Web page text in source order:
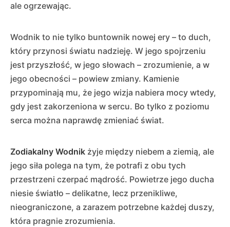
ale ogrzewając.
Wodnik to nie tylko buntownik nowej ery – to duch,
który przynosi światu nadzieję. W jego spojrzeniu
jest przyszłość, w jego słowach – zrozumienie, a w
jego obecności – powiew zmiany. Kamienie
przypominają mu, że jego wizja nabiera mocy wtedy,
gdy jest zakorzeniona w sercu. Bo tylko z poziomu
serca można naprawdę zmieniać świat.
Zodiakalny Wodnik żyje między niebem a ziemią, ale
jego siła polega na tym, że potrafi z obu tych
przestrzeni czerpać mądrość. Powietrze jego ducha
niesie światło – delikatne, lecz przenikliwe,
nieograniczone, a zarazem potrzebne każdej duszy,
która pragnie zrozumienia.